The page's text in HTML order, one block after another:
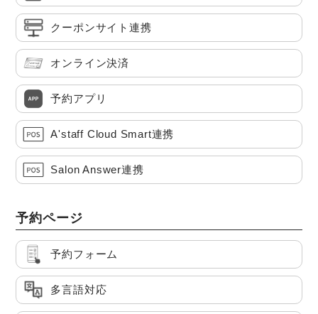
クーポンサイト連携
オンライン決済
予約アプリ
A'staff Cloud Smart連携
Salon Answer連携
予約ページ
予約フォーム
多言語対応